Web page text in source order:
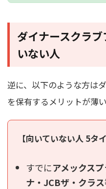
ダイナースクラ
いない人
逆に、以下のような方は
を保有するメリットが薄
【向いていない人 5タイ
すでにアメックス
ナ・JCBザ・クラス